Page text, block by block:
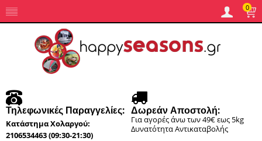
0
Τηλεφωνικές Παραγγελίες:
Κατάστημα Χολαργού:
2106534463 (09:30-21:30)
Δωρεάν Αποστολή:
Για αγορές άνω των 49€ εως 5kg
Δυνατότητα Αντικαταβολής